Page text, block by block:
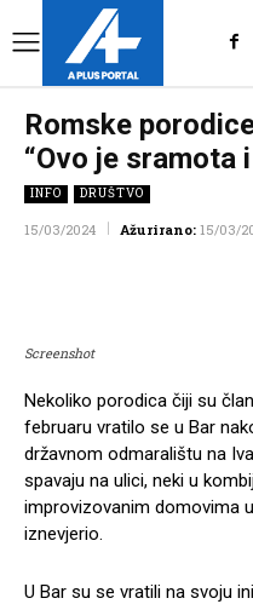
Romske
“Ovo je sramota
INFO DRUŠTVO
15/03/2024 Ažurirano: 15/03/
Screenshot
Nekoliko porodica čiji su
februaru vratilo se u Bar
državnom odmaralištu na
spavaju na ulici, neki u
improvizovanim domovima
iznevjerio.
U Bar su se vratili na svoju